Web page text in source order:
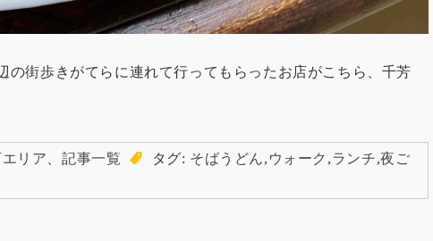
の街歩きがてらに連れて行ってもらったお店がこちら、千芳
リア 、記事一覧 タグ: そばうどん, ウォーク ,ランチ,夜ご